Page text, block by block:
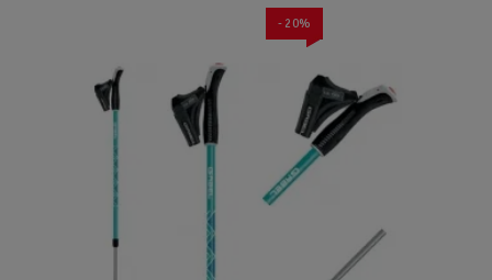
- 20%